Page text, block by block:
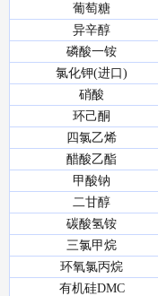
葡萄糖
异辛醇
磷酸一铵
氯化钾(进口)
硝酸
环己酮
四氯乙烯
醋酸乙酯
甲酸钠
二甘醇
碳酸氢铵
三氯甲烷
环氧氯丙烷
有机硅DMC